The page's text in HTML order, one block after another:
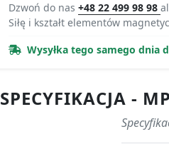
Dzwoń do nas +48 22 499 98 98
Siłę i kształt elementów
Wysyłka tego samego dnia
SPECYFIKACJA -